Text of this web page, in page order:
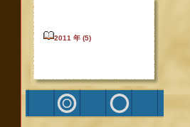
2011 年 (5)